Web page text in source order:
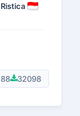
32098